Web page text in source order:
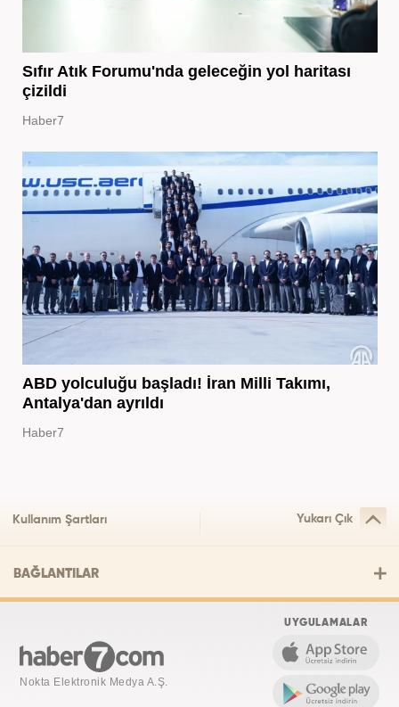
Sıfır Atık Forumu'nda geleceğin yol haritası
çizildi
Haber7
ABD yolculuğu başladı! İran Milli Takımı,
Antalya'dan ayrıldı
Haber7
Kullanım Şartları Yukarı Çık
BAĞLANTILAR
Nokta Elektronik Medya A.Ş.
UYGULAMALAR